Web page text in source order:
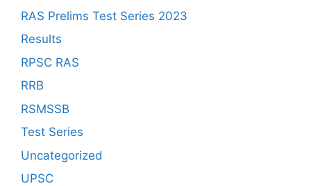
RAS Prelims Test Series 2023
Results
RPSC RAS
RRB
RSMSSB
Test Series
Uncategorized
UPSC